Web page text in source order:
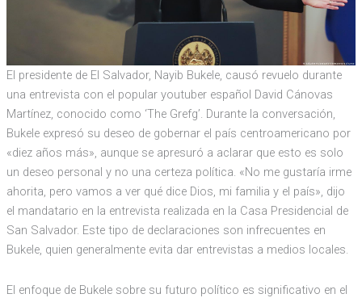
El presidente de El Salvador, Nayib Bukele, causó revuelo durante
una entrevista con el popular youtuber español David Cánovas
Martínez, conocido como ‘The Grefg’. Durante la conversación,
Bukele expresó su deseo de gobernar el país centroamericano por
«diez años más», aunque se apresuró a aclarar que esto es solo
un deseo personal y no una certeza política. «No me gustaría irme
ahorita, pero vamos a ver qué dice Dios, mi familia y el país», dijo
el mandatario en la entrevista realizada en la Casa Presidencial de
San Salvador. Este tipo de declaraciones son infrecuentes en
Bukele, quien generalmente evita dar entrevistas a medios locales.
El enfoque de Bukele sobre su futuro político es significativo en el